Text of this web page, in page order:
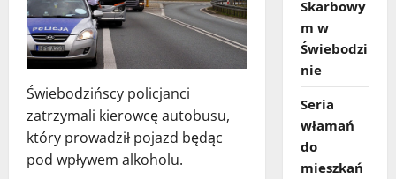
Świebodzińscy policjanci
zatrzymali kierowcę autobusu,
który prowadził pojazd będąc
pod wpływem alkoholu.
Skarbowy
m w
Świebodzi
nie
Seria
włamań
do
mieszkań